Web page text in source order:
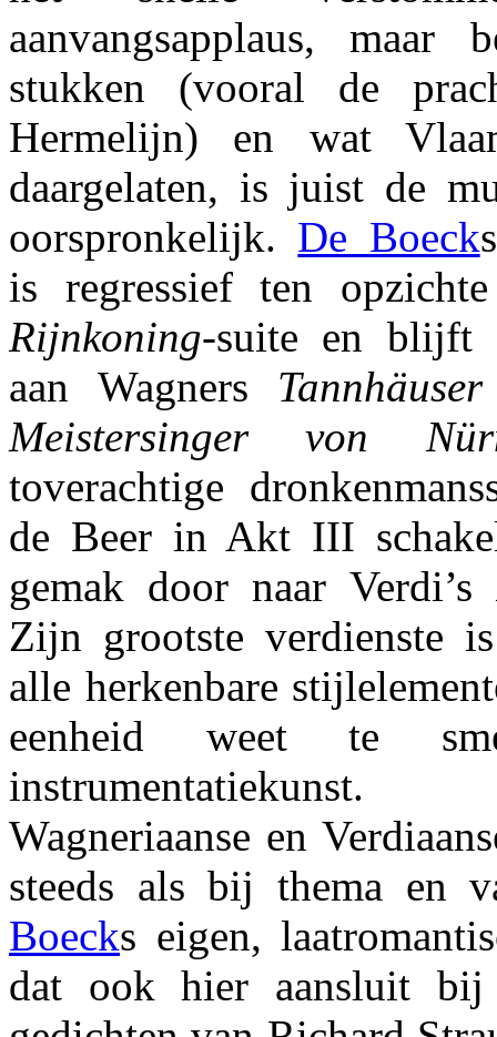
aanvangsapplaus, maar
stukken (vooral de
Hermelijn) en wat
daargelaten, is juist de
oorspronkelijk. De Boeck
is regressief ten
Rijnkoning-suite en blijft
aan Wagners Tannhäuser
Meistersinger von
toverachtige
de Beer in Akt III
gemak door naar Verdi’s
Zijn grootste verdienste
alle herkenbare
eenheid weet te
Wagneriaanse en
steeds als bij thema en
Boecks eigen,
dat ook hier aansluit bij